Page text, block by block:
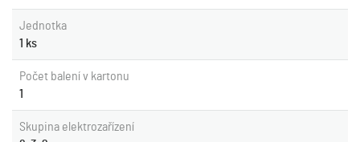
Jednotka
1 ks
Počet balení v kartonu
1
Skupina elektrozařízení